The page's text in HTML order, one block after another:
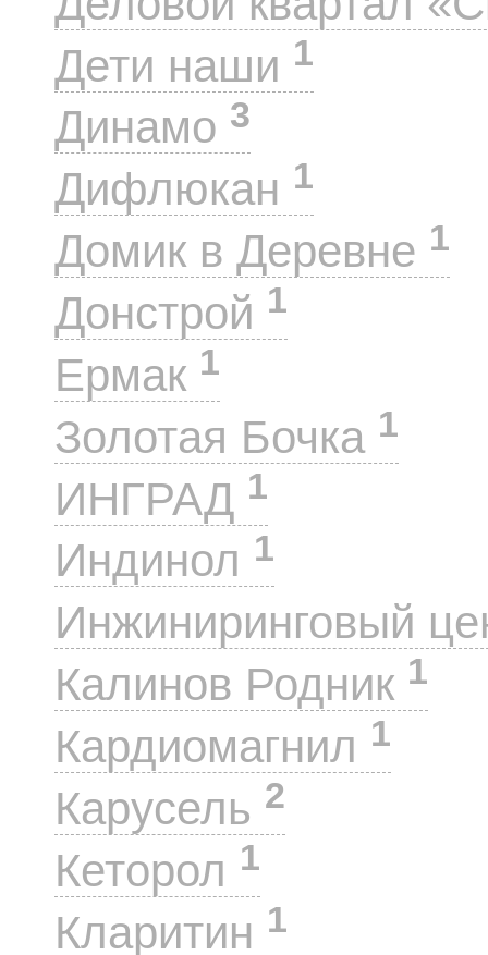
Дети наши 1
Динамо 3
Дифлюкан 1
Домик в Деревне 1
Донстрой 1
Ермак 1
Золотая Бочка 1
ИНГРАД 1
Индинол 1
Инжиниринговый
Калинов Родник 1
Кардиомагнил 1
Карусель 2
Кеторол 1
Кларитин 1